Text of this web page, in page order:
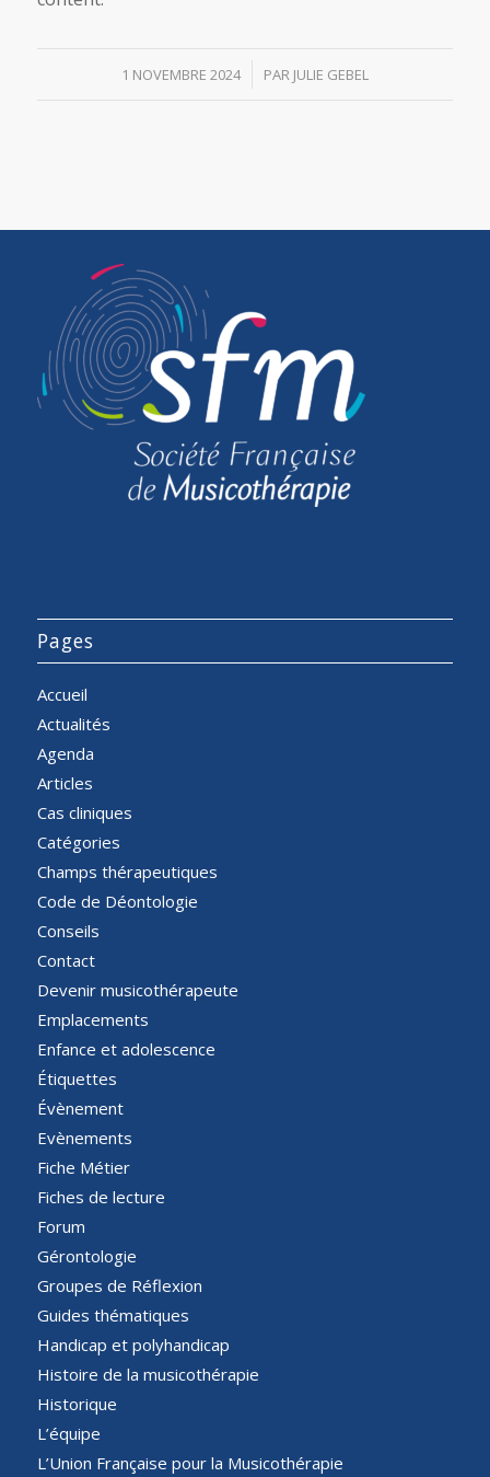
1 NOVEMBRE 2024
/ PAR JULIE GEBEL
Pages
Accueil
Actualités
Agenda
Articles
Cas cliniques
Catégories
Champs thérapeutiques
Code de Déontologie
Conseils
Contact
Devenir musicothérapeute
Emplacements
Enfance et adolescence
Étiquettes
Évènement
Evènements
Fiche Métier
Fiches de lecture
Forum
Gérontologie
Groupes de Réflexion
Guides thématiques
Handicap et polyhandicap
Histoire de la musicothérapie
Historique
L’équipe
L’Union Française pour la Musicothérapie